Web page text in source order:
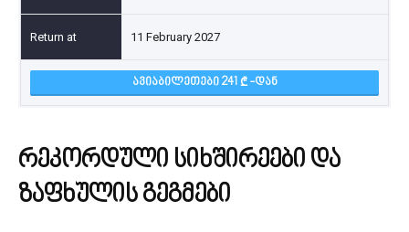
11 February 2027
ᲐᲕᲘᲐᲑᲘᲚᲔᲗᲔᲑᲘ 241 -ᲓᲐᲜ
რეკორდული სიხშირეები და
ზაფხულის გეგმები